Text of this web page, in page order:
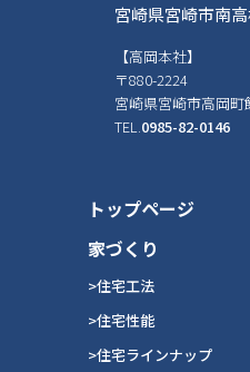
宮崎県宮崎市南
【高岡本社】
〒880-2224
宮崎県宮崎市高岡
TEL. 0985-82-0146
トップページ
家づくり
>住宅工法
>住宅性能
>住宅ラインナップ